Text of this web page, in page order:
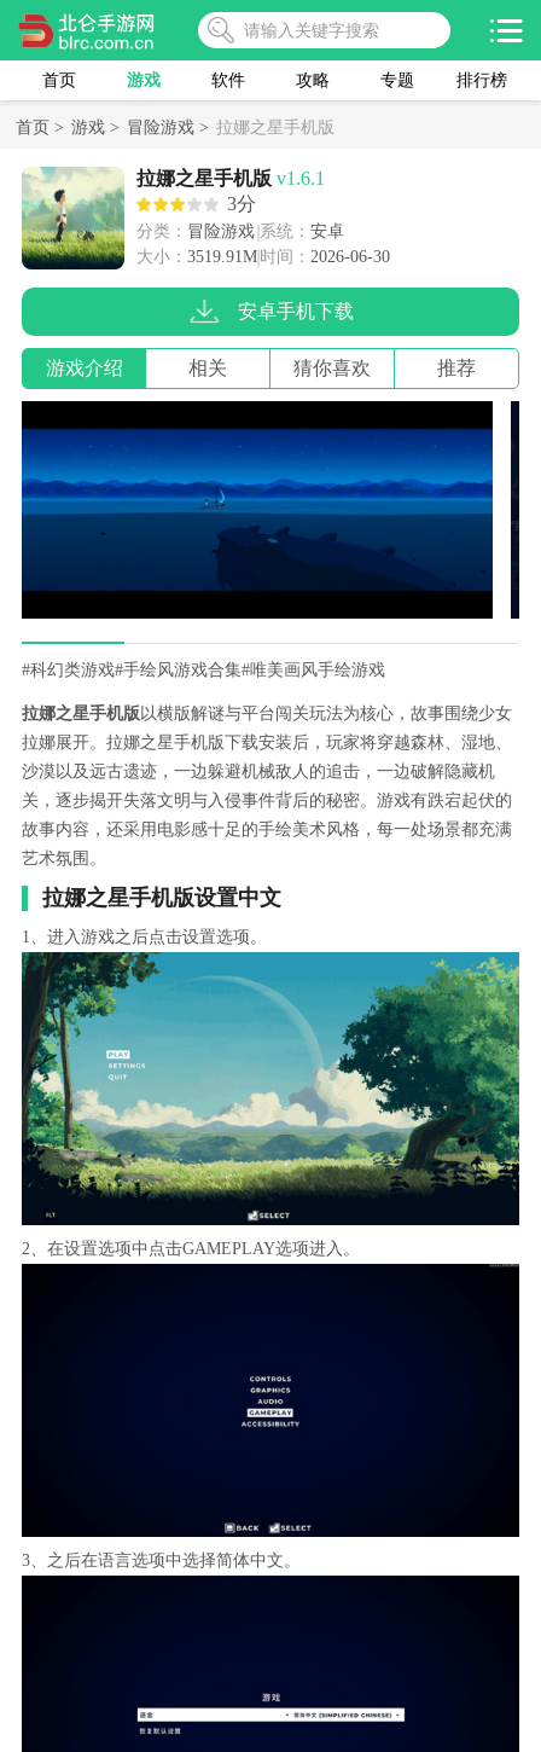
首页 游戏 软件 攻略 专题 排行榜
首页 > 游戏 > 冒险游戏 > 拉娜之星手机版
拉娜之星手机版 v1.6.1
3分
分类： 冒险游戏 系统： 安卓
大小： 3519.91M 时间： 2026-06-30
安卓手机下载
游戏介绍 相关 猜你喜欢 推荐
#科幻类游戏#手绘风游戏合集#唯美画风手绘游戏
拉娜之星手机版 以横版解谜与平台闯关玩法为核心，故事围绕少女
拉娜展开。拉娜之星手机版下载安装后，玩家将穿越森林、湿地、
沙漠以及远古遗迹，一边躲避机械敌人的追击，一边破解隐藏机
关，逐步揭开失落文明与入侵事件背后的秘密。游戏有跌宕起伏的
故事内容，还采用电影感十足的手绘美术风格，每一处场景都充满
艺术氛围。
拉娜之星手机版设置中文
1、进入游戏之后点击设置选项。
2、在设置选项中点击GAMEPLAY选项进入。
3、之后在语言选项中选择简体中文。